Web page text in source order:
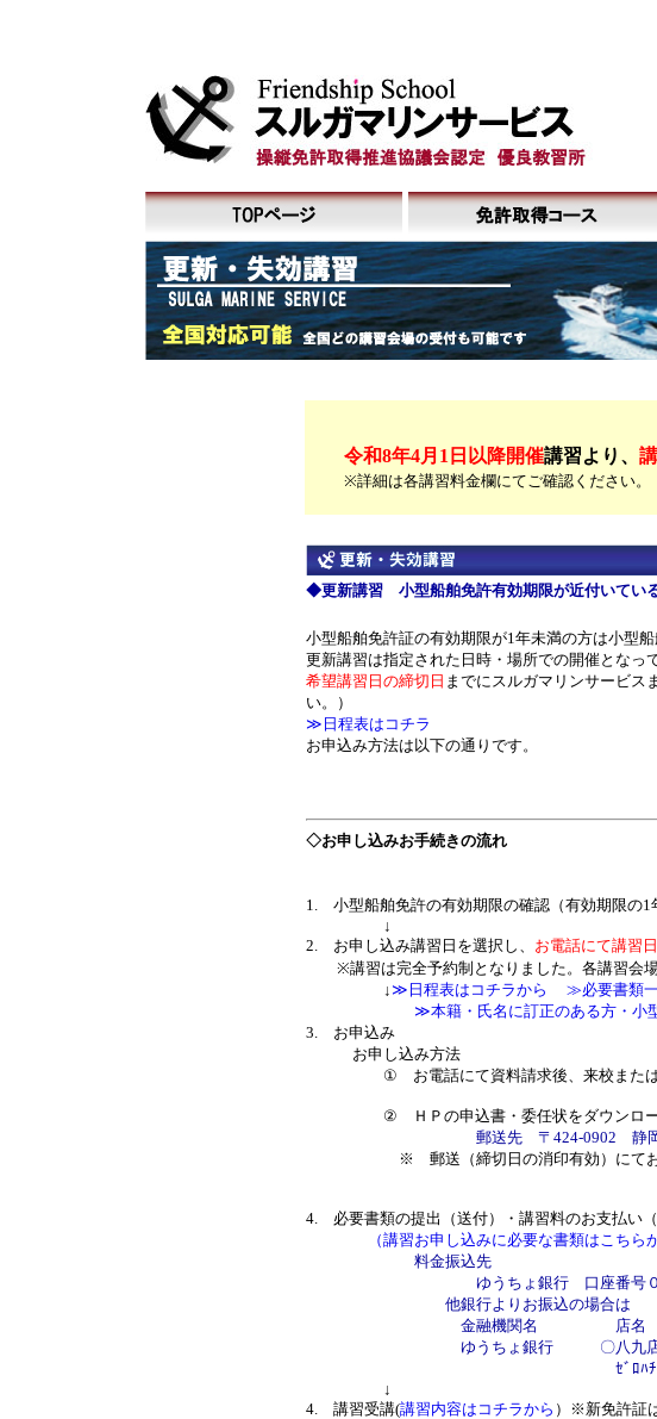
令和8年4月1日以降開催講習より、
※詳細は各講習料金欄にてご確認ください。
◆更新講習 小型船舶免許有効期限が近付いてい
小型船舶免許証の有効期限が1年未満の方は小型
更新講習は指定された日時・場所での開催となっ
希望講習日の締切日 までにスルガマリンサービス
い。）
≫日程表はコチラ
お申込み方法は以下の通りです。
◇お申し込みお手続きの流れ
1. 小型船舶免許の有効期限の確認（有効期限の1
↓
2. お申し込み講習日を選択し、 お電話にて講習
※講習は完全予約制となりました。 各講習会
↓ ≫日程表はコチラから
≫必要書類
≫本籍・氏名に訂正のある方・小
3. お申込み
お申し込み方法
① お電話にて資料請求後、来校または郵
② ＨＰの申込書・委任状をダウンロード
郵送先 〒424-0902 静岡
※ 郵送（締切日の消印有効）にてお申し
4. 必要書類の提出（送付）・講習料のお支払い（
（講習お申し込みに必要な書類はこちら
料金振込先
ゆうちょ銀行 口座番号
他銀行よりお振込の場合は
金融機関名 店名 店
ゆうちょ銀行 〇八九店
ｾﾞﾛﾊﾁｷｭｳ
↓
4. 講習受講(講習内容はコチラから ）※新免許証